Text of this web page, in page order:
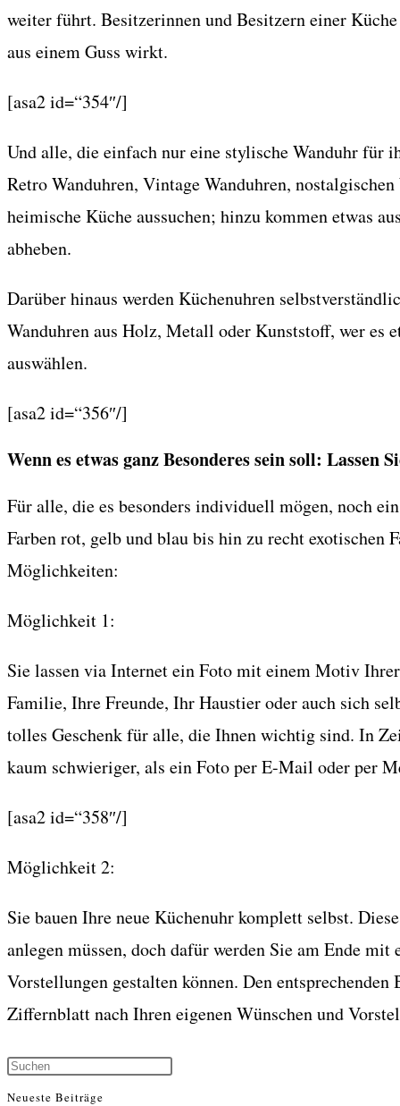
weiter führt. Besitzerinnen und Besitzern einer
aus einem Guss wirkt.
[asa2 id=“354″/]
Und alle, die einfach nur eine stylische Wanduhr für
Retro Wanduhren, Vintage Wanduhren,
heimische Küche aussuchen; hinzu kommen etwas
abheben.
Darüber hinaus werden Küchenuhren
Wanduhren aus Holz, Metall oder Kunststoff, wer es
auswählen.
[asa2 id=“356″/]
Wenn es etwas ganz Besonderes sein soll:
Für alle, die es besonders individuell mögen, noch
Farben rot, gelb und blau bis hin zu recht exotischen
Möglichkeiten:
Möglichkeit 1:
Sie lassen via Internet ein Foto mit einem Motiv
Familie, Ihre Freunde, Ihr Haustier oder auch sich
tolles Geschenk für alle, die Ihnen wichtig sind. In
kaum schwieriger, als ein Foto per E-Mail oder per
[asa2 id=“358″/]
Möglichkeit 2:
Sie bauen Ihre neue Küchenuhr komplett selbst.
anlegen müssen, doch dafür werden Sie am Ende
Vorstellungen gestalten können. Den
Ziffernblatt nach Ihren eigenen Wünschen und
Neueste Beiträge